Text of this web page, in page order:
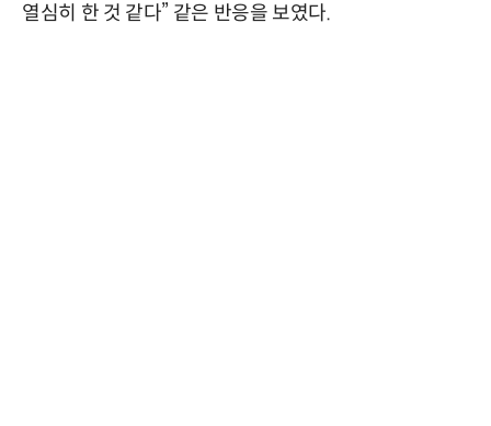
열심히 한 것 같다” 같은 반응을 보였다.